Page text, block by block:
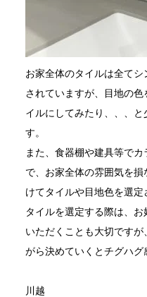
お家全体のタイルは全て
されていますが、目地の
イルにしてみたり、、、
す。
また、食器棚や建具等で
で、お家全体の雰囲気を
けてタイルや目地色を選定
タイルを選定する際は、
いただくことも大切です
がら決めていくとチグハグ
川越